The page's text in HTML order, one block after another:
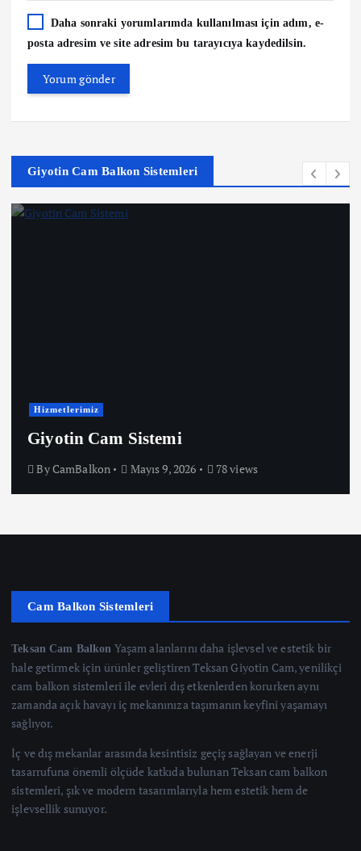
Daha sonraki yorumlarımda kullanılması için adım, e-
posta adresim ve site adresim bu tarayıcıya kaydedilsin.
Giyotin Cam Balkon Sistemleri
Hizmetlerimiz
Giyotin Cam Sistemi
ByCamBalkon Mayıs 9, 2026 78 views
Cam Balkon Sistemleri
Teksan Cam Balkon Yaşam alanlarını daha işlevsel ve estetik bir
hale getirmek için ürünler geliştiren Teksan Giyotin Cam, yenilikçi
cam balkon sistemleri ile evleri dış etkenlerden korurken aynı
zamanda açık havayı iç mekanınıza taşımanın keyfini yaşamayı
sağlıyor.
İç ve dış mekanlar arasında kesintisiz geçiş sağlayan ve enerji
tasarrufuna önemli ölçüde katkıda bulunan Teksan cam balkon
sistemleri, şık ve modern tasarımlarıyla hem estetik hem de
işlevsellik sunuyor.